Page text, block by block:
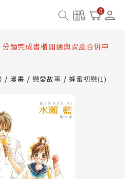
0
閱讀資產合併與書櫃開通申請
開通常見問題
分鐘完成書櫃開通與資產合併申
漫畫 戀愛故事 蜂蜜初戀(1)